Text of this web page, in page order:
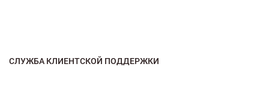
СЛУЖБА КЛИЕНТСКОЙ ПОДДЕРЖКИ